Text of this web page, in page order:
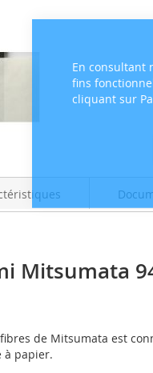
En consultant
fins
cliquant sur
Mitsumata
de Mitsumata est
à papier.